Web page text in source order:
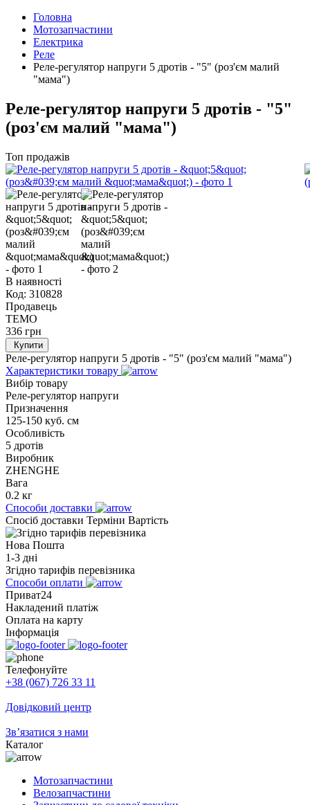
Головна
Мотозапчастини
Електрика
Реле
Реле-регулятор напруги 5 дротів - "5" (роз'єм малий
"мама")
Реле-регулятор напруги 5 дротів - "5"
(роз'єм малий "мама")
Топ продажів
В наявності
Код: 310828
Продавець
TEMO
336 грн
Купити
Реле-регулятор напруги 5 дротів - "5" (роз'єм малий "мама")
Характеристики товару
Вибір товару
Реле-регулятор напруги
Призначення
125-150 куб. см
Особливість
5 дротів
Виробник
ZHENGHE
Вага
0.2 кг
Способи доставки
Спосіб доставки Терміни Вартість
Нова Пошта
1-3 дні
Згідно тарифів перевізника
Способи оплати
Приват24
Накладений платіж
Оплата на карту
Інформація
Телефонуйте
+38 (067) 726 33 11
Довідковий центр
Зв’язатися з нами
Каталог
Мотозапчастини
Велозапчастини